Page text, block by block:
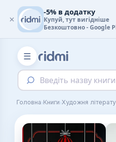
☰
Введіть назву книги
Головна›Книги›Художня
×
-5% в додатку
Купуй, тут вигідніше
Безкоштовно - Google